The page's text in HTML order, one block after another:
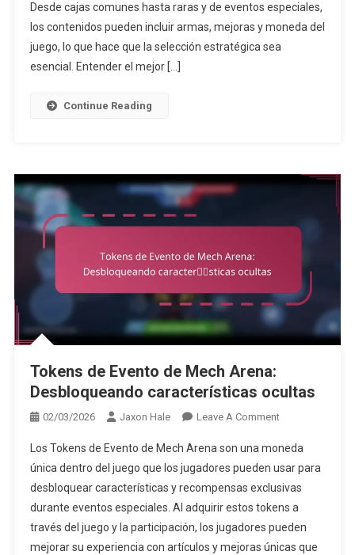
Tipos,
Contenidos
Y
Desde cajas comunes hasta raras y de eventos especiales,
los contenidos pueden incluir armas, mejoras y moneda del
juego, lo que hace que la selección estratégica sea
esencial. Entender el mejor […]
Continue Reading
Tokens de Evento de Mech Arena:
Desbloqueando características ocultas
02/03/2026 Jaxon Hale Leave A CommentOn
De
Evento
De
Mech
Arena:
Desbloqueando
Los Tokens de Evento de Mech Arena son una moneda
única dentro del juego que los jugadores pueden usar para
desbloquear características y recompensas exclusivas
durante eventos especiales. Al adquirir estos tokens a
través del juego y la participación, los jugadores pueden
mejorar su experiencia con artículos y mejoras únicas que